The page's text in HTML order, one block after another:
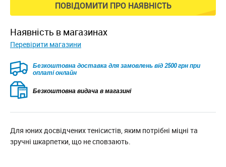
ПОВІДОМИТИ ПРО НАЯВНІСТЬ
наявність в магазинах
Перевірити магазини
Безкоштовна доставка для замовлень від 2500 грн при
оплаті онлайн
Безкоштовна видача в магазині
Для юних досвідчених тенісистів, яким потрібні міцні та
зручні шкарпетки, що не сповзають.